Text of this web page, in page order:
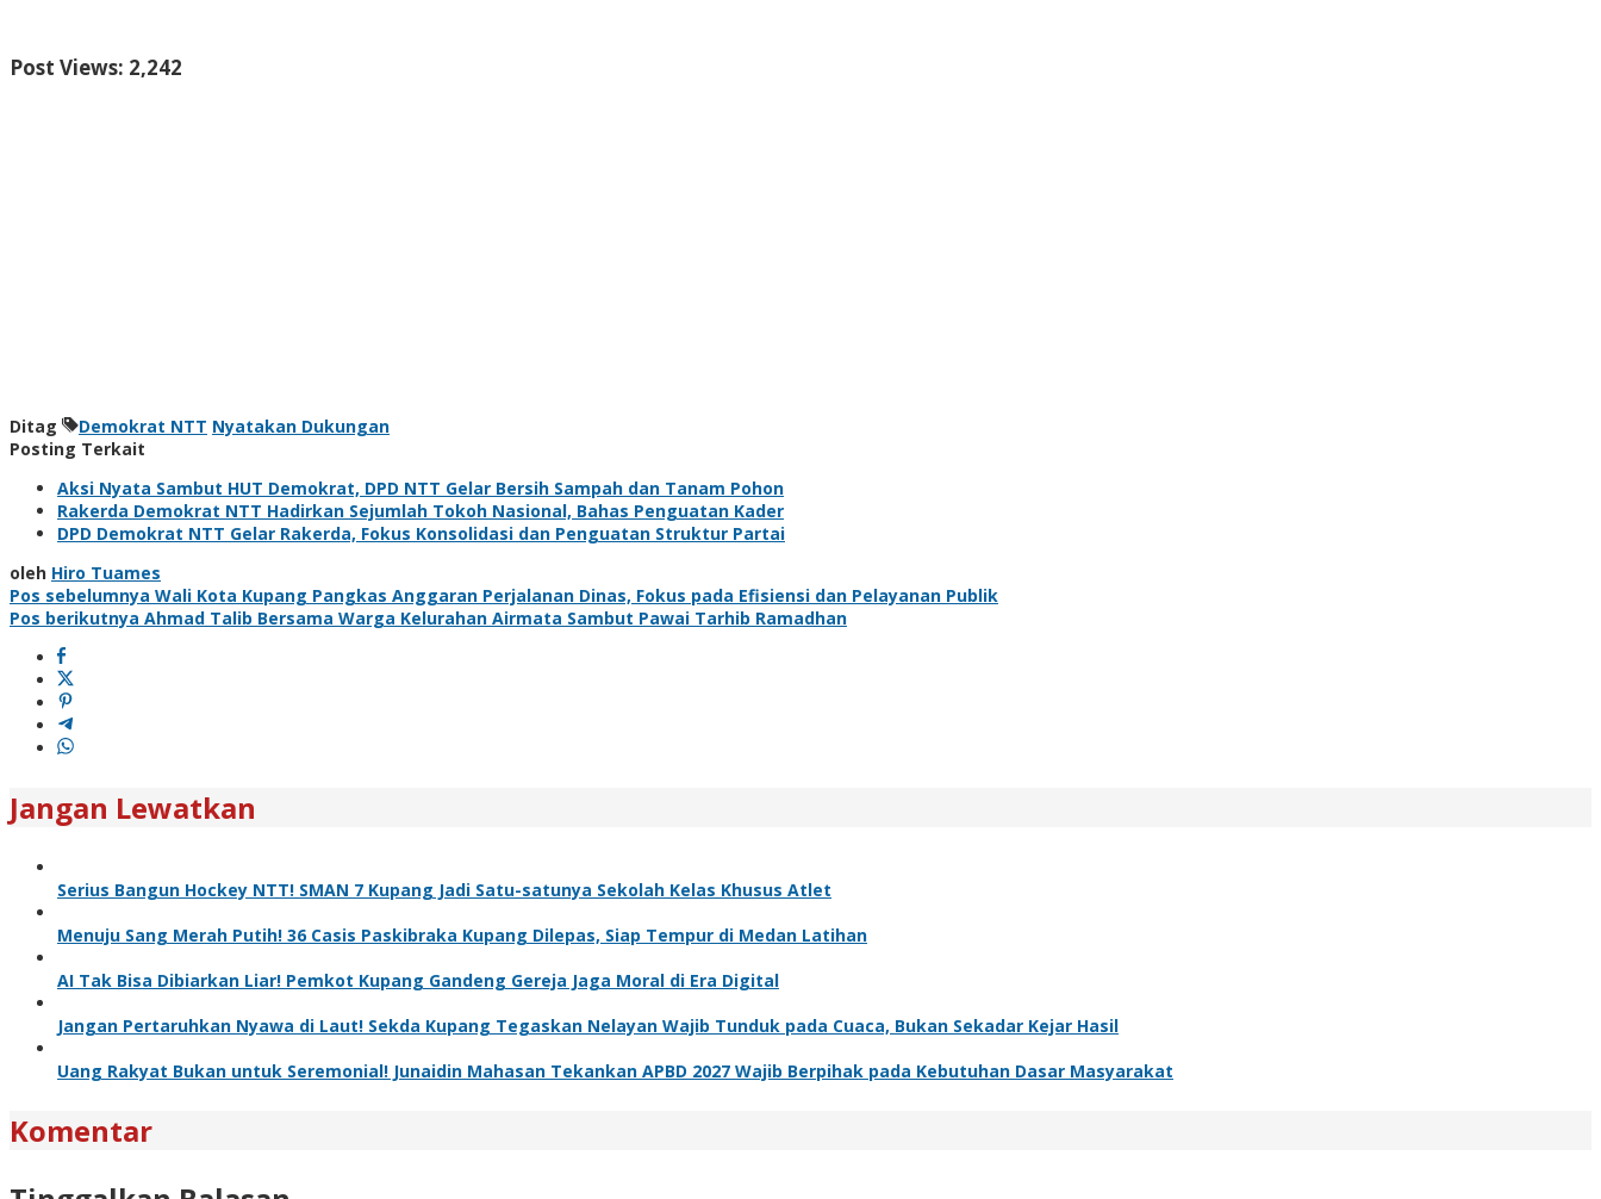
Post Views: 2,242
Ditag Demokrat NTT Nyatakan Dukungan
Posting Terkait
Aksi Nyata Sambut HUT Demokrat, DPD NTT Gelar Bersih Sampah dan Tanam Pohon
Rakerda Demokrat NTT Hadirkan Sejumlah Tokoh Nasional, Bahas Penguatan Kader
DPD Demokrat NTT Gelar Rakerda, Fokus Konsolidasi dan Penguatan Struktur Partai
oleh Hiro Tuames
Navigasi
pos
Pos sebelumnya Wali Kota Kupang Pangkas Anggaran Perjalanan Dinas, Fokus pada Efisiensi dan Pelayanan Publik
Pos berikutnya Ahmad Talib Bersama Warga Kelurahan Airmata Sambut Pawai Tarhib Ramadhan
Jangan Lewatkan
Serius Bangun Hockey NTT! SMAN 7 Kupang Jadi Satu-satunya Sekolah Kelas Khusus Atlet
Menuju Sang Merah Putih! 36 Casis Paskibraka Kupang Dilepas, Siap Tempur di Medan Latihan
AI Tak Bisa Dibiarkan Liar! Pemkot Kupang Gandeng Gereja Jaga Moral di Era Digital
Jangan Pertaruhkan Nyawa di Laut! Sekda Kupang Tegaskan Nelayan Wajib Tunduk pada Cuaca, Bukan Sekadar Kejar Hasil
Uang Rakyat Bukan untuk Seremonial! Junaidin Mahasan Tekankan APBD 2027 Wajib Berpihak pada Kebutuhan Dasar Masyarakat
Komentar